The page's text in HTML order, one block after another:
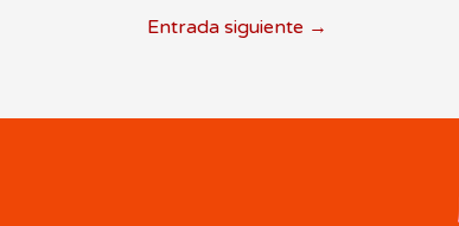
Entrada siguiente →